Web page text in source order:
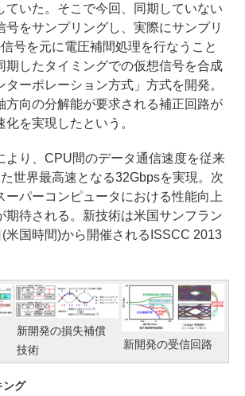
ていた。そこで今回、同期していない
号をサンプリングし、実際にサンプリ
号を元に電圧補間処理を行なうこと
期したタイミングでの仮想信号を合成
ーポレーション方式」方式を開発。
方向の分解能が要求される補正回路が
を実現したという。
り、CPU間のデータ通信速度を従来
世界最高速となる32Gbpsを実現。次
ーパーコンピュータにおける性能向上
期待される。新技術は米国サンフラン
米国時間)から開催されるISSCC 2013
新開発の損失補償
技術
新開発の受信回路
ング